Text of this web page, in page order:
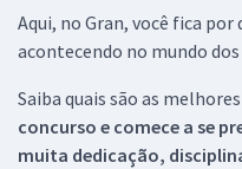
Aqui, no Gran, você fica
acontecendo no mundo dos
Saiba quais são as
concurso e comece a se
muita dedicação,